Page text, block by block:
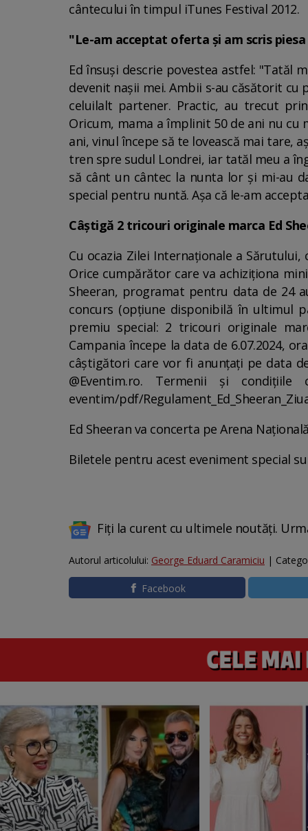
cântecului în timpul iTunes Festival 2012.
"Le-am acceptat oferta și am scris
Ed însuși descrie povestea astfel: "Tatăl
devenit nașii mei. Ambii s-au căsătorit cu
celuilalt partener. Practic, au trecut
Oricum, mama a împlinit 50 de ani nu cu
ani, vinul începe să te lovească mai tare,
tren spre sudul Londrei, iar tatăl meu a
să cânt un cântec la nunta lor și mi-au
special pentru nuntă. Așa că le-am
Câștigă 2 tricouri originale marca Ed
Cu ocazia Zilei Internaționale a
Orice cumpărător care va achiziționa
Sheeran, programat pentru data de 24
concurs (opțiune disponibilă în ultimul
premiu special: 2 tricouri originale
Campania începe la data de 6.07.2024,
câștigători care vor fi anunțați pe data
@Eventim.ro. Termenii și condițiile
eventim/pdf/
Ed Sheeran va concerta pe Arena
Biletele pentru acest eveniment special
Fiți la curent cu ultimele noutăți.
Autorul articolului: George Eduard Caramiciu |
Facebook